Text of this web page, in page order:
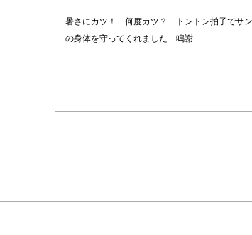
暑さにカツ！　何度カツ？　トントン拍子でサ